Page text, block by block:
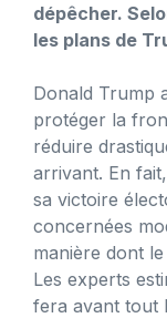
dépêcher.
les plans de
Donald Trump
protéger la
réduire
arrivant. En
sa victoire
concernées
manière dont
Les experts
fera avant tout